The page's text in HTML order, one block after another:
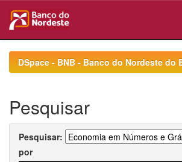
navigationDSpace - BNB - Banco do Nordeste do
Pesquisar
Pesquisar:
por